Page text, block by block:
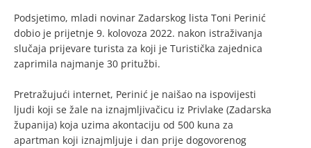
Podsjetimo, mladi novinar Zadarskog lista Toni Perinić
dobio je prijetnje 9. kolovoza 2022. nakon istraživanja
slučaja prijevare turista za koji je Turistička zajednica
zaprimila najmanje 30 pritužbi.
Pretražujući internet, Perinić je naišao na ispovijesti
ljudi koji se žale na iznajmljivačicu iz Privlake (Zadarska
županija) koja uzima akontaciju od 500 kuna za
apartman koji iznajmljuje i dan prije dogovorenog